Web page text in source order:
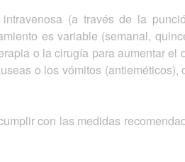
(a través de la
es variable (semanal,
o la cirugía para aumentar el
o los vómitos (antieméticos),
con las medidas